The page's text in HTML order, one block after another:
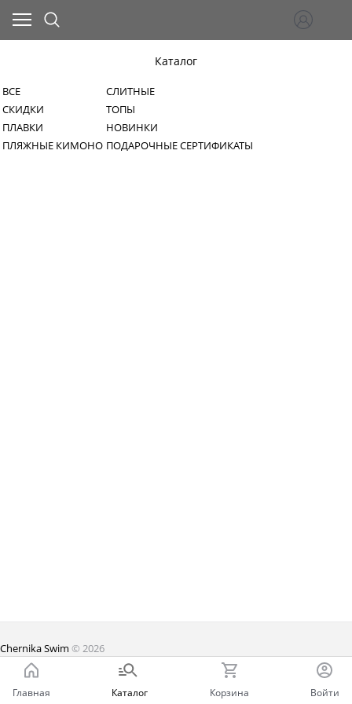
Каталог
ВСЕ
СЛИТНЫЕ
СКИДКИ
ТОПЫ
ПЛАВКИ
НОВИНКИ
ПЛЯЖНЫЕ КИМОНО ПОДАРОЧНЫЕ СЕРТИФИКАТЫ
Chernika Swim © 2026
Главная Каталог Корзина Войти